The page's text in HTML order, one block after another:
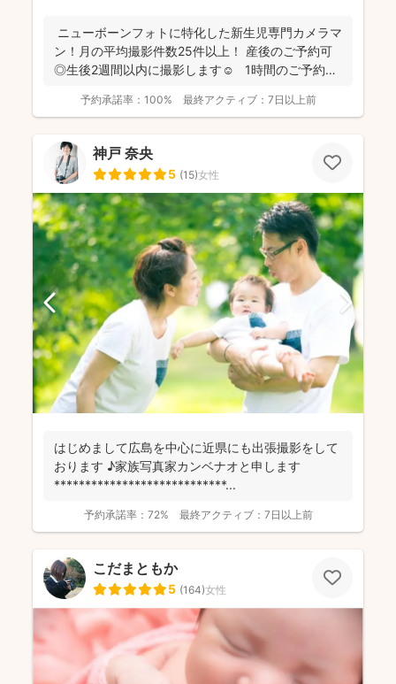
ニューボーンフォトに特化した新生児専門カメラマ
ン！月の平均撮影件数25件以上！ 産後のご予約可
◎生後2週間以内に撮影します☺ 1時間のご予約
予約承諾率： 100% 最終アクティブ： 7日以上前
神戸 奈央
5 (15)女性
はじめまして広島を中心に近県にも出張撮影をして
おります ♪家族写真家カンベナオと申します
****************************...
予約承諾率： 72% 最終アクティブ： 7日以上前
こだまともか
5 (164)女性